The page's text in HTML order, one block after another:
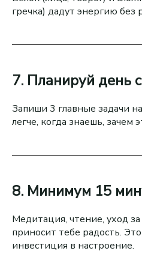
гречка) дадут энергию без
7. Планируй день
Запиши 3 главные задачи
легче, когда знаешь, зачем
8. Минимум 15
Медитация, чтение, уход
приносит тебе радость.
инвестиция в настроение.